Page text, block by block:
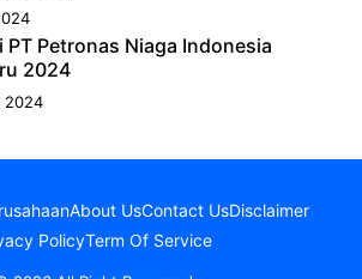
PT Petronas Niaga Indonesia
2024
2024
About UsContact UsDisclaimer
PolicyTerm Of Service